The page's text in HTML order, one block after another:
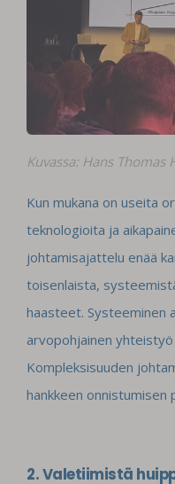
Kuvassa: Hans Thomas
Kun mukana on useita
teknologioita ja
johtamisajattelu enää
toisenlaista,
haasteet. Systeeminen
arvopohjainen
Kompleksisuuden
hankkeen onnistumisen
2. Valetiimistä